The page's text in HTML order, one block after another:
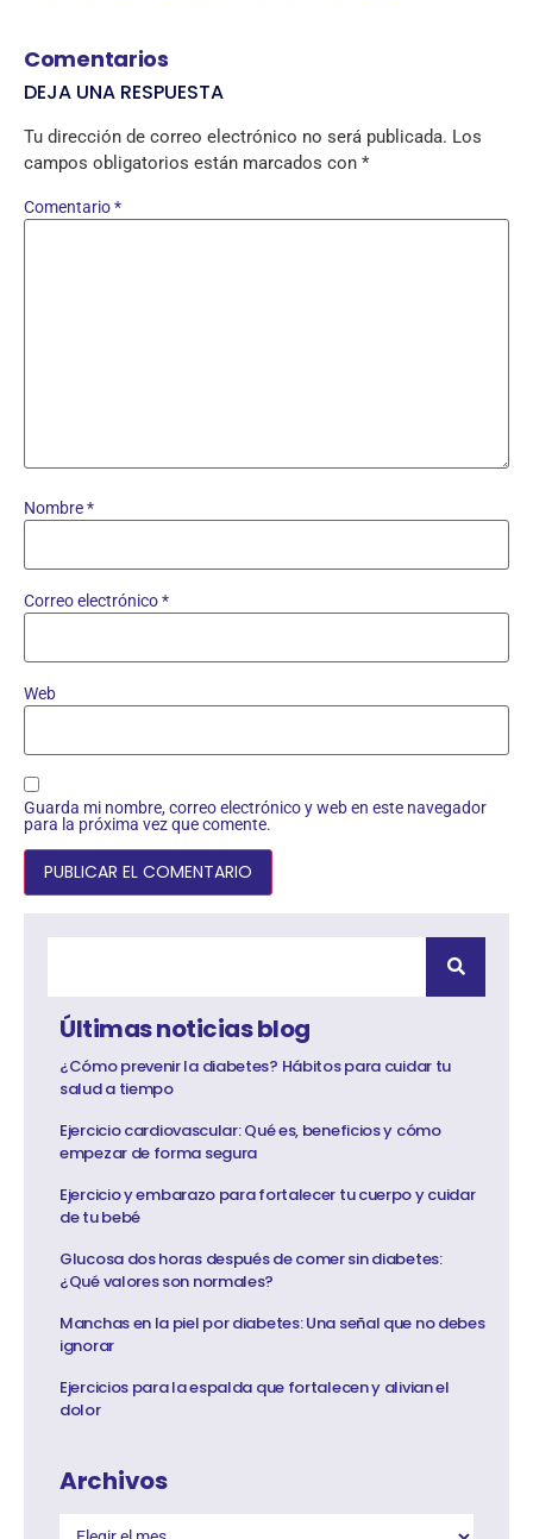
Comentarios
DEJA UNA RESPUESTA
Tu dirección de correo electrónico no será publicada. Los
campos obligatorios están marcados con *
Comentario*
Nombre*
Correo electrónico*
Web
Guarda mi nombre, correo electrónico y web en este navegador
para la próxima vez que comente.
Últimas noticias blog
¿Cómo prevenir la diabetes? Hábitos para cuidar tu
salud a tiempo
Ejercicio cardiovascular: Qué es, beneficios y cómo
empezar de forma segura
Ejercicio y embarazo para fortalecer tu cuerpo y cuidar
de tu bebé
Glucosa dos horas después de comer sin diabetes:
¿Qué valores son normales?
Manchas en la piel por diabetes: Una señal que no debes
ignorar
Ejercicios para la espalda que fortalecen y alivian el
dolor
Archivos